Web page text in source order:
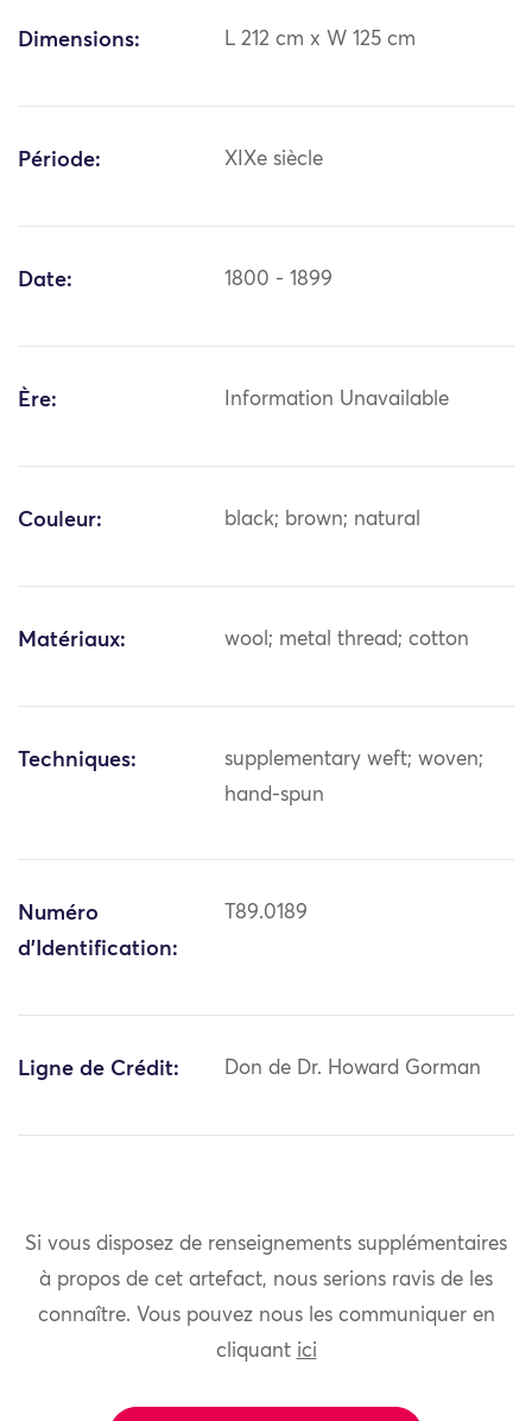
Dimensions: L 212 cm x W 125 cm
Période: XIXe siècle
Date: 1800 - 1899
Ère: Information Unavailable
Couleur: black; brown; natural
Matériaux: wool; metal thread; cotton
Techniques:
supplementary weft; woven;
hand-spun
Numéro
d'Identification:
T89.0189
Ligne de Crédit: Don de Dr. Howard Gorman
Si vous disposez de renseignements supplémentaires
à propos de cet artefact, nous serions ravis de les
connaître. Vous pouvez nous les communiquer en
cliquant ici